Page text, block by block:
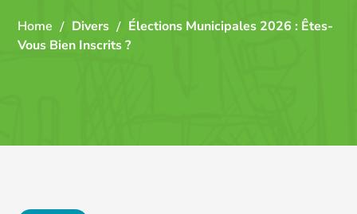
Home Divers
Élections Municipales 2026 : Êtes-
Vous Bien Inscrits ?